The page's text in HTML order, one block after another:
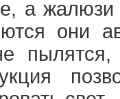
а
они